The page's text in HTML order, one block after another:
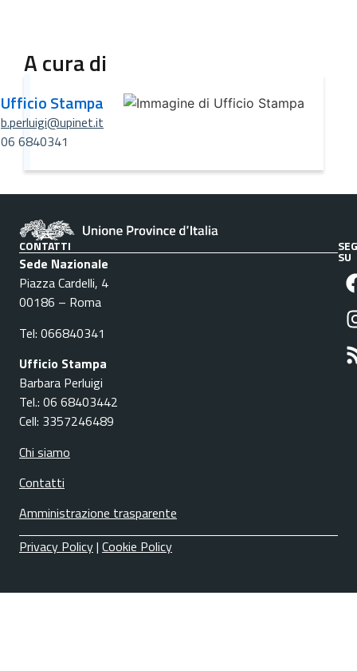
A cura di
Ufficio Stampa
b.perluigi@upinet.it
06 6840341
CONTATTI
Sede Nazionale
Piazza Cardelli, 4
00186 – Roma
Tel: 066840341
Ufficio Stampa
Barbara Perluigi
Tel.: 06 68403442
Cell: 3357246489
Chi siamo
Contatti
Amministrazione trasparente
SU
Privacy Policy| Cookie Policy